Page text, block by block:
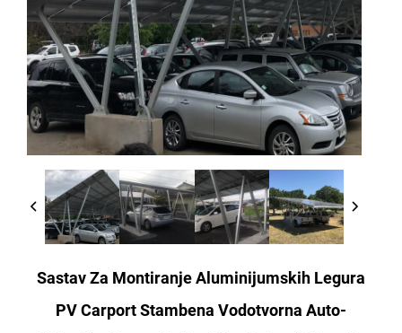
Sastav Za Montiranje Aluminijumskih Legura
PV Carport Stambena Vodotvorna Auto-